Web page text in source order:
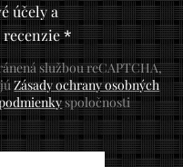
účely a
službou reCAPTCHA,
Zásady ochrany osobných
spoločnosti